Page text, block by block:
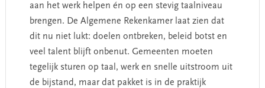
aan het werk helpen én op een stevig taalniveau
brengen. De Algemene Rekenkamer laat zien dat
dit nu niet lukt: doelen ontbreken, beleid botst en
veel talent blijft onbenut. Gemeenten moeten
tegelijk sturen op taal, werk en snelle uitstroom uit
de bijstand, maar dat pakket is in de praktijk